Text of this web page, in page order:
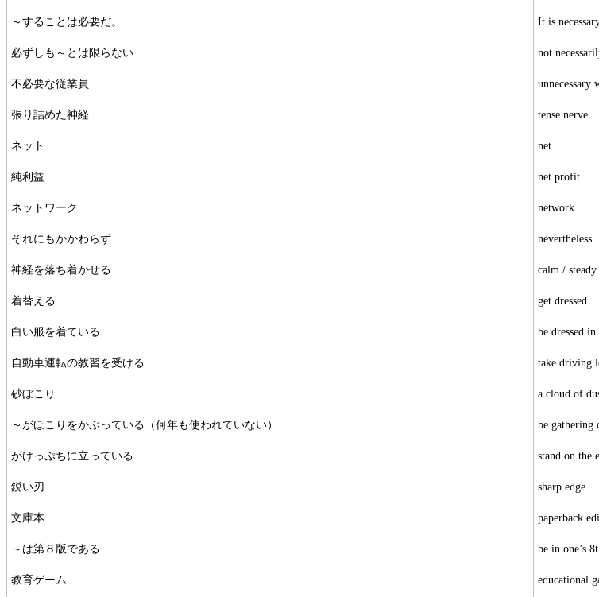
～することは必要だ。 It is
必ずしも～とは限らない not
不必要な従業員 unnecessary
張り詰めた神経 tense nerve
ネット net
純利益 net profit
ネットワーク network
それにもかかわらず nevertheless
神経を落ち着かせる calm / steady
着替える get dressed
白い服を着ている be dressed
自動車運転の教習を受ける take driving
砂ぼこり a cloud of
～がほこりをかぶっている（何年も使われていない） be gathering
がけっぷちに立っている stand on the
鋭い刃 sharp edge
文庫本 paperback
～は第８版である be in one’s
教育ゲーム educational